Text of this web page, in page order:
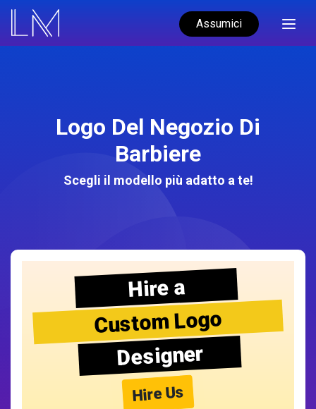
Assumici
Logo Del Negozio Di
Barbiere
Scegli il modello più adatto a te!
Hire a
Custom Logo
Designer
Hire Us